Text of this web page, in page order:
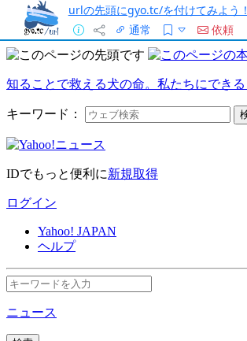
urlの先頭にgyo.tc/を付けてみよう！
通常
依頼